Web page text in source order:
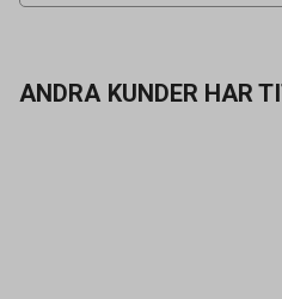
ANDRA KUNDER HAR